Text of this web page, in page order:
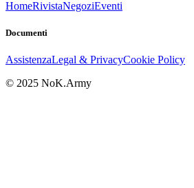
HomeRivistaNegoziEventi
Documenti
AssistenzaLegal & PrivacyCookie Policy
© 2025 NoK.Army